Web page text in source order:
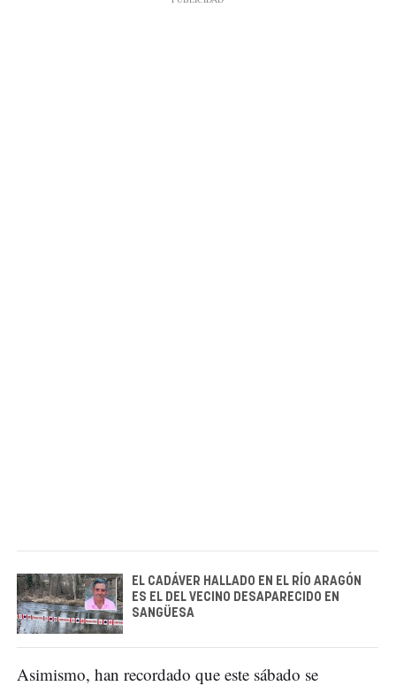
EL CADÁVER HALLADO EN EL RÍO ARAGÓN
ES EL DEL VECINO DESAPARECIDO EN
SANGÜESA
Asimismo, han recordado que este sábado se